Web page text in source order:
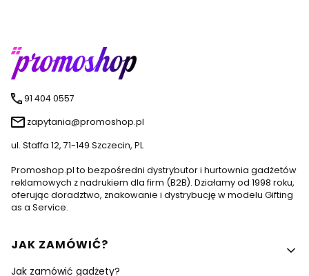
91 404 0557
zapytania@promoshop.pl
ul. Staffa 12, 71-149 Szczecin, PL
Promoshop.pl to bezpośredni dystrybutor i hurtownia gadżetów
reklamowych z nadrukiem dla firm (B2B). Działamy od 1998 roku,
oferując doradztwo, znakowanie i dystrybucję w modelu Gifting
as a Service.
Linki w stopce
JAK ZAMÓWIĆ?
Jak zamówić gadżety?